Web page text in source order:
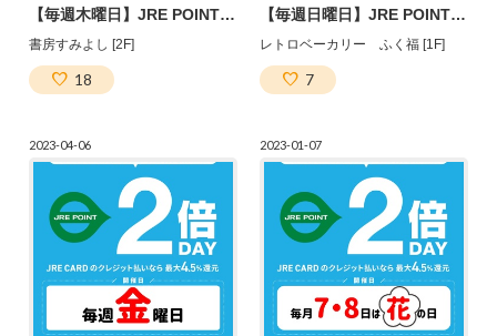
【毎週木曜日】JRE POINT２倍デー！
書房すみよし [2F]
18
【毎週日曜日】JRE POINT２倍デー♪
レトロベーカリー ふく福 [1F]
7
2023-04-06 2023-01-07